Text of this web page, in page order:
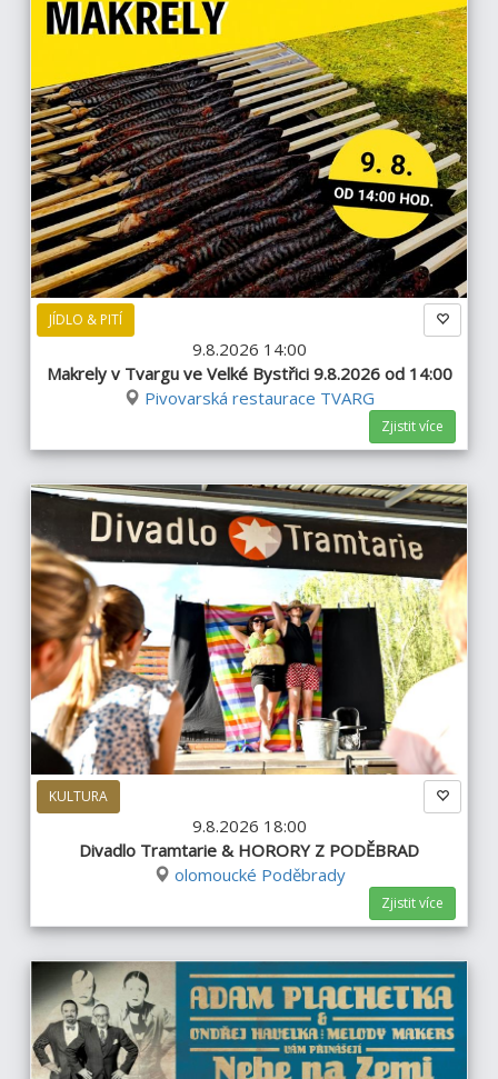
JÍDLO & PITÍ
9.8.2026 14:00
Makrely v Tvargu ve Velké Bystřici 9.8.2026 od 14:00
Pivovarská restaurace TVARG
Zjistit více
KULTURA
9.8.2026 18:00
Divadlo Tramtarie & HORORY Z PODĚBRAD
olomoucké Poděbrady
Zjistit více